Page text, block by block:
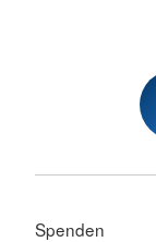
Spenden